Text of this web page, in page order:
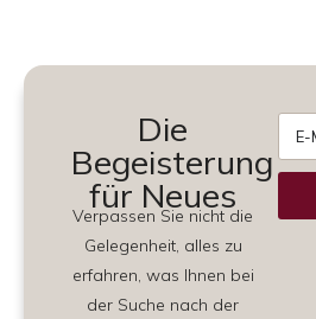
Die
Begeisterung
für Neues
Verpassen Sie nicht die
Gelegenheit, alles zu
erfahren, was Ihnen bei
der Suche nach der